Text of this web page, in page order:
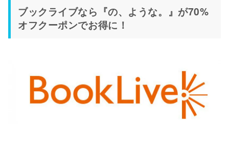
ブックライブなら『の、ような。』が70%
オフクーポンでお得に！